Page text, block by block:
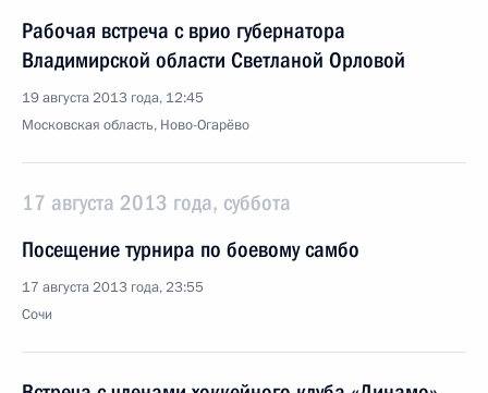
Рабочая встреча с врио губернатора
Владимирской области Светланой Орловой
19 августа 2013 года, 12:45
Московская область, Ново-Огарёво
17 августа 2013 года, суббота
Посещение турнира по боевому самбо
17 августа 2013 года, 23:55
Сочи